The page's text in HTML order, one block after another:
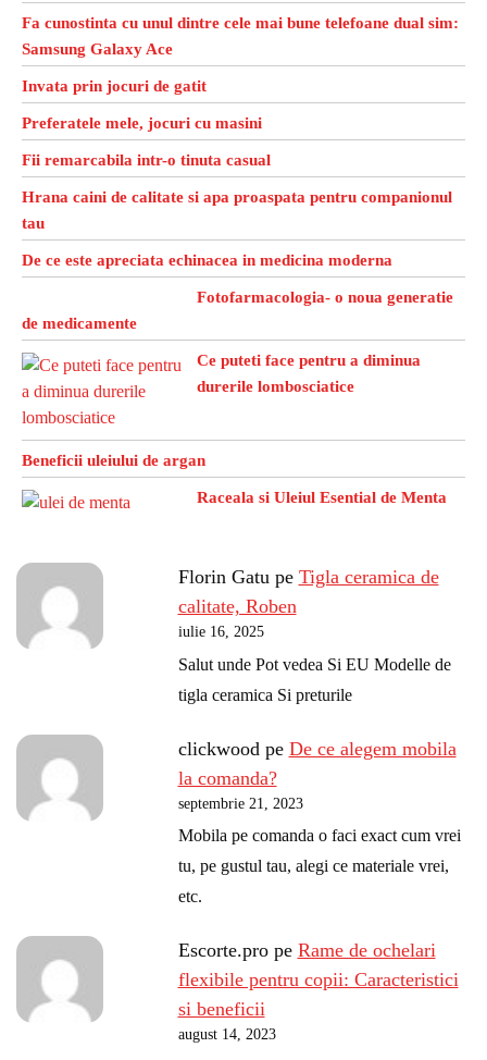
Fa cunostinta cu unul dintre cele mai bune telefoane dual sim:
Samsung Galaxy Ace
Invata prin jocuri de gatit
Preferatele mele, jocuri cu masini
Fii remarcabila intr-o tinuta casual
Hrana caini de calitate si apa proaspata pentru companionul
tau
De ce este apreciata echinacea in medicina moderna
Fotofarmacologia- o noua generatie
de medicamente
Ce puteti face pentru a diminua
durerile lombosciatice
Beneficii uleiului de argan
Raceala si Uleiul Esential de Menta
Florin Gatupe Tigla ceramica de
calitate, Roben
iulie 16, 2025
Salut unde Pot vedea Si EU Modelle de
tigla ceramica Si preturile
clickwood pe De ce alegem mobila
la comanda?
septembrie 21, 2023
Mobila pe comanda o faci exact cum vrei
tu, pe gustul tau, alegi ce materiale vrei,
etc.
Escorte.prope Rame de ochelari
flexibile pentru copii: Caracteristici
si beneficii
august 14, 2023